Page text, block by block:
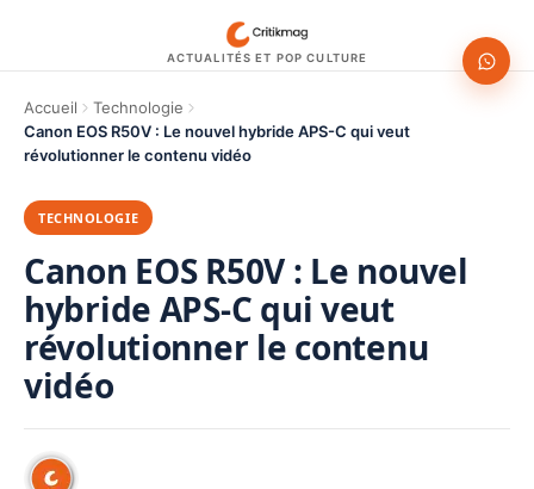
ACTUALITÉS ET POP CULTURE
Accueil
Technologie
Canon EOS R50V : Le nouvel hybride APS-C qui veut
révolutionner le contenu vidéo
TECHNOLOGIE
Canon EOS R50V : Le nouvel
hybride APS-C qui veut
révolutionner le contenu
vidéo